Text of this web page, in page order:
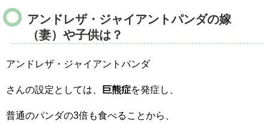
アンドレザ・ジャイアントパンダの嫁
（妻）や子供は？
アンドレザ・ジャイアントパンダ
さんの設定としては、 巨熊症を発症し、
普通のパンダの3倍も食べることから、